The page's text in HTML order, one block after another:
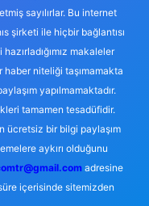
sayılırlar. Bu internet
şirketi ile hiçbir bağlantısı
makaleler
haber niteliği taşımamakta
yapılmamaktadır.
tamamen tesadüfidir.
ücretsiz bir bilgi paylaşım
aykırı olduğunu
adresine
içerisinde sitemizden